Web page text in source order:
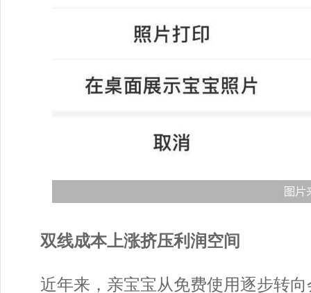
双线成本上涨挤压利润空间
近年来，亲宝宝从免费使用逐步转